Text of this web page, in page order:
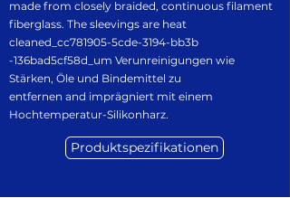
made from closely braided, continuous filament
fiberglass. The sleevings are heat
cleaned_cc781905-5cde-3194-bb3b
-136bad5cf58d_um Verunreinigungen wie
Stärken, Öle und Bindemittel zu
entfernen and imprägniert mit einem
Hochtemperatur-Silikonharz.
Produktspezifikationen